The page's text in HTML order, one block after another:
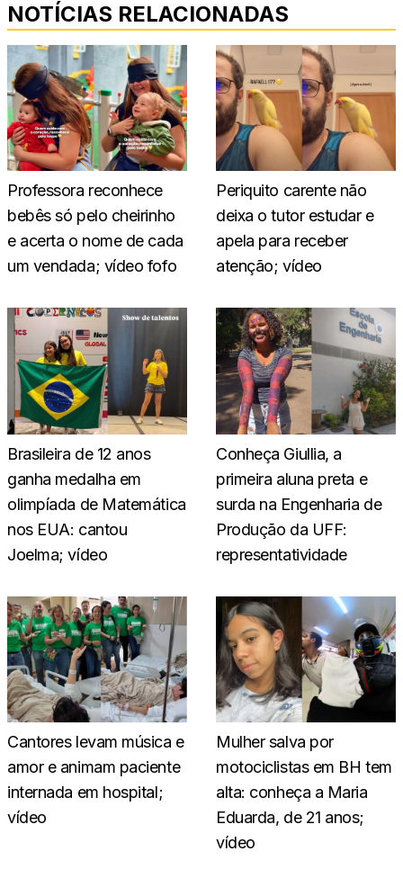
NOTÍCIAS RELACIONADAS
Professora reconhece
bebês só pelo cheirinho
e acerta o nome de cada
um vendada; vídeo fofo
Periquito carente não
deixa o tutor estudar e
apela para receber
atenção; vídeo
Brasileira de 12 anos
ganha medalha em
olimpíada de Matemática
nos EUA: cantou
Joelma; vídeo
Conheça Giullia, a
primeira aluna preta e
surda na Engenharia de
Produção da UFF:
representatividade
Cantores levam música e
amor e animam paciente
internada em hospital;
vídeo
Mulher salva por
motociclistas em BH tem
alta: conheça a Maria
Eduarda, de 21 anos;
vídeo